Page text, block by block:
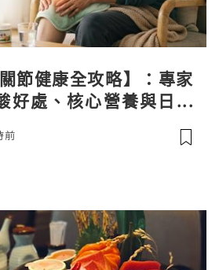
節健康全攻略】：專家
好處、核心營養與日常
前